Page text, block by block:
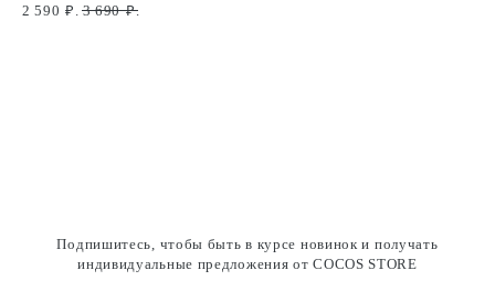
2 590 ₽. 3 690 ₽.
Подпишитесь, чтобы быть в курсе новинок и получать
индивидуальные предложения от COCOS STORE